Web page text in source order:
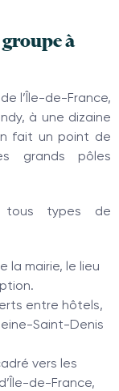
à
l’Île-de-France,
à une dizaine
fait un point de
grands pôles
tous types de
la mairie, le lieu
entre hôtels,
Saint-Denis
vers les
de-France,